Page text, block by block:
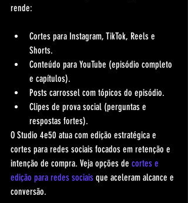
rende:
Cortes para Instagram, TikTok, Reels e
Shorts.
Conteúdo para YouTube (episódio completo
e capítulos).
Posts carrossel com tópicos do episódio.
Clipes de prova social (perguntas e
respostas fortes).
O Studio 4e50 atua com edição estratégica e
cortes para redes sociais focados em retenção e
intenção de compra. Veja opções de cortes e
edição para redes sociais que aceleram alcance e
conversão.